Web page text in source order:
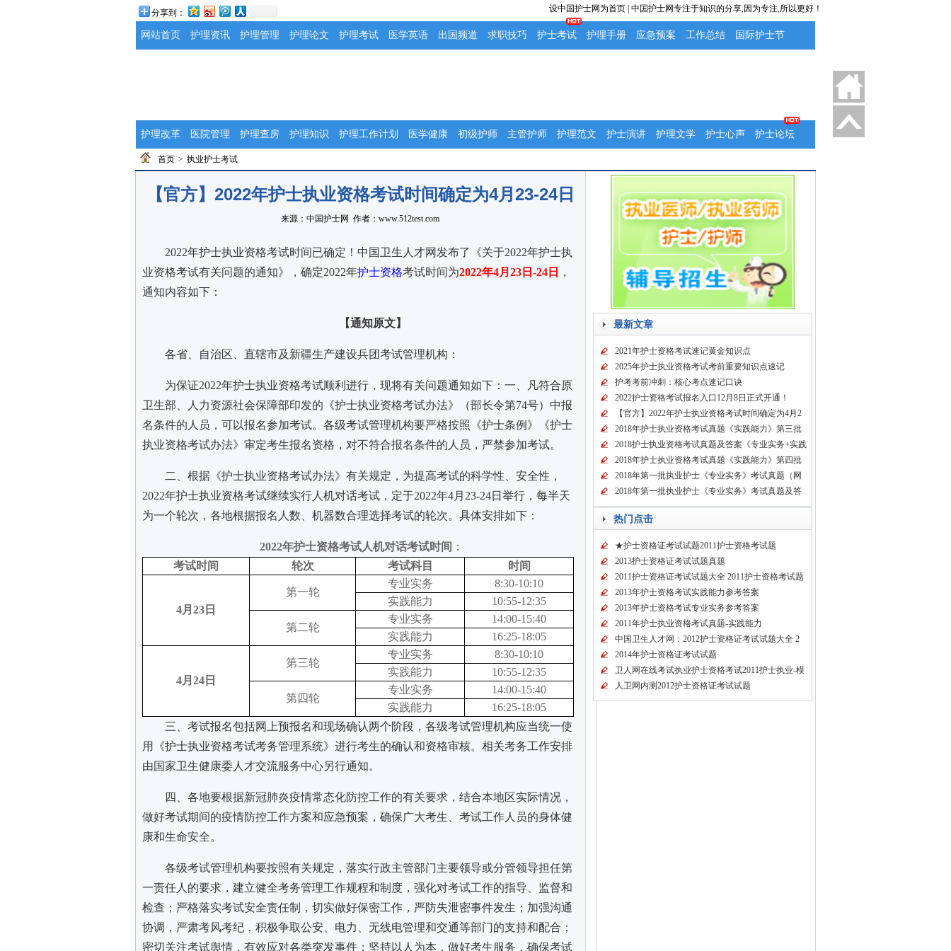
设中国护士网为首页 | 中国护士网专注于知识的分享,因为专注,所以更好！
分享到：
网站首页 护理资讯 护理管理 护理论文 护理考试 医学英语 出国频道 求职技巧 护士考试 护理手册 应急预案 工作总结 国际护士节
护理改革 医院管理 护理查房 护理知识 护理工作计划 医学健康 初级护师 主管护师 护理范文 护士演讲 护理文学 护士心声 护士论坛
首页 > 执业护士考试
【官方】2022年护士执业资格考试时间确定为4月23-24日
来源： 中国护士网 作者：www.512test.com
2022年护士执业资格考试时间已确定！中国卫生人才网发布了《关于2022年护士执
业资格考试有关问题的通知》，确定2022年护士资格考试时间为2022年4月23日-24日
，
通知内容如下：
【通知原文】
各省、自治区、直辖市及新疆生产建设兵团考试管理机构：
为保证2022年护士执业资格考试顺利进行，现将有关问题通知如下：一、凡符合原
卫生部、人力资源社会保障部印发的《护士执业资格考试办法》（部长令第74号）中报
名条件的人员，可以报名参加考试。各级考试管理机构要严格按照《护士条例》《护士
执业资格考试办法》审定考生报名资格，对不符合报名条件的人员，严禁参加考试。
二、根据《护士执业资格考试办法》有关规定，为提高考试的科学性、安全性，
2022年护士执业资格考试继续实行人机对话考试，定于2022年4月23-24日举行，每半天
为一个轮次，各地根据报名人数、机器数合理选择考试的轮次。具体安排如下：
2022年护士资格考试人机对话考试时间 ：
考试时间
轮次 考试科目 时间
4月23日
第一轮
专业实务
8:30-10:10
实践能力
10:55-12:35
第二轮
专业实务
14:00-15:40
实践能力
16:25-18:05
4月24日
第三轮
专业实务
8:30-10:10
实践能力
10:55-12:35
第四轮
专业实务
14:00-15:40
实践能力
16:25-18:05
三、考试报名包括网上预报名和现场确认两个阶段，各级考试管理机构应当统一使
用《护士执业资格考试考务管理系统》进行考生的确认和资格审核。相关考务工作安排
由国家卫生健康委人才交流服务中心另行通知。
四、各地要根据新冠肺炎疫情常态化防控工作的有关要求，结合本地区实际情况，
做好考试期间的疫情防控工作方案和应急预案，确保广大考生、考试工作人员的身体健
康和生命安全。
各级考试管理机构要按照有关规定，落实行政主管部门主要领导或分管领导担任第
一责任人的要求，建立健全考务管理工作规程和制度，强化对考试工作的指导、监督和
检查；严格落实考试安全责任制，切实做好保密工作，严防失泄密事件发生；加强沟通
协调，严肃考风考纪，积极争取公安、电力、无线电管理和交通等部门的支持和配合；
密切关注考试舆情，有效应对各类突发事件；坚持以人为本，做好考生服务，确保考试
最新文章
2021年护士资格考试速记黄金知识点
2025年护士执业资格考试考前重要知识点速记
护考考前冲刺：核心考点速记口诀
2022护士资格考试报名入口12月8日正式开通！
【官方】2022年护士执业资格考试时间确定为4月2
2018年护士执业资格考试真题《实践能力》第三批
2018护士执业资格考试真题及答案《专业实务+实践
2018年护士执业资格考试真题《实践能力》第四批
2018年第一批执业护士《专业实务》考试真题（网
2018年第一批执业护士《专业实务》考试真题及答
热门点击
★护士资格证考试试题2011护士资格考试题
2013护士资格证考试试题真题
2011护士资格证考试试题大全 2011护士资格考试题
2013年护士资格考试实践能力参考答案
2013年护士资格考试专业实务参考答案
2011年护士执业资格考试真题-实践能力
中国卫生人才网：2012护士资格证考试试题大全 2
2014年护士资格证考试试题
卫人网在线考试执业护士资格考试2011护士执业-模
人卫网内测2012护士资格证考试试题